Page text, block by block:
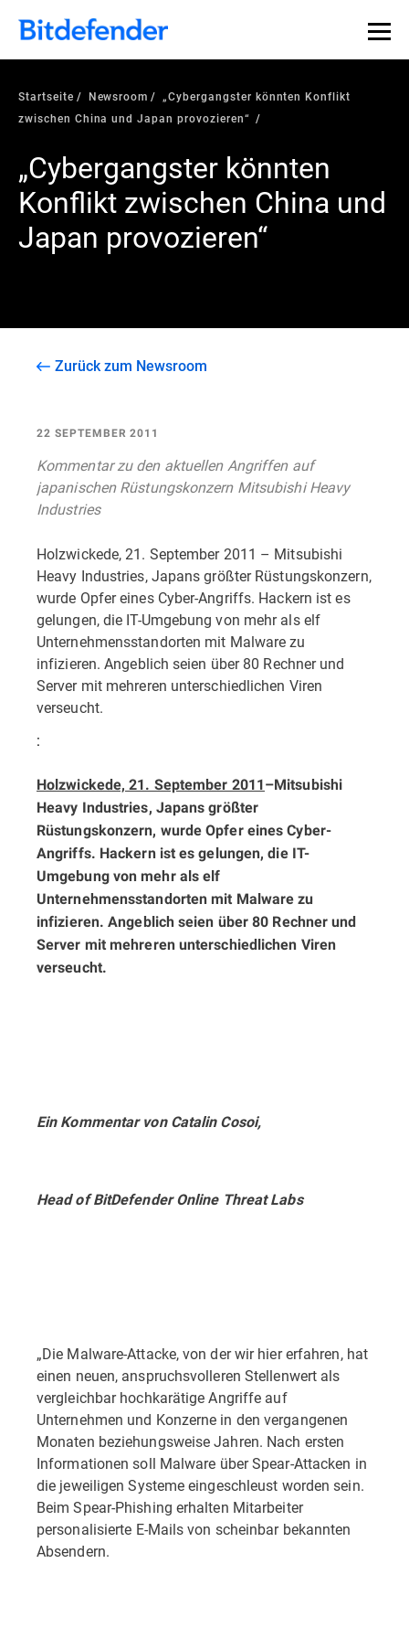
Startseite Newsroom
„Cybergangster könnten Konflikt
zwischen China und Japan provozieren“
„Cybergangster könnten
Konflikt zwischen China und
Japan provozieren“
Zurück zum Newsroom
22 SEPTEMBER 2011
Kommentar zu den aktuellen Angriffen auf
japanischen Rüstungskonzern Mitsubishi Heavy
Industries
Holzwickede, 21. September 2011 – Mitsubishi
Heavy Industries, Japans größter Rüstungskonzern,
wurde Opfer eines Cyber-Angriffs. Hackern ist es
gelungen, die IT-Umgebung von mehr als elf
Unternehmensstandorten mit Malware zu
infizieren. Angeblich seien über 80 Rechner und
Server mit mehreren unterschiedlichen Viren
verseucht.
:
Holzwickede, 21. September 2011–Mitsubishi
Heavy Industries, Japans größter
Rüstungskonzern, wurde Opfer eines Cyber-
Angriffs. Hackern ist es gelungen, die IT-
Umgebung von mehr als elf
Unternehmensstandorten mit Malware zu
infizieren. Angeblich seien über 80 Rechner und
Server mit mehreren unterschiedlichen Viren
verseucht.
Ein Kommentar von Catalin Cosoi,
Head of BitDefender Online Threat Labs
„Die Malware-Attacke, von der wir hier erfahren, hat
einen neuen, anspruchsvolleren Stellenwert als
vergleichbar hochkarätige Angriffe auf
Unternehmen und Konzerne in den vergangenen
Monaten beziehungsweise Jahren. Nach ersten
Informationen soll Malware über Spear-Attacken in
die jeweiligen Systeme eingeschleust worden sein.
Beim Spear-Phishing erhalten Mitarbeiter
personalisierte E-Mails von scheinbar bekannten
Absendern.